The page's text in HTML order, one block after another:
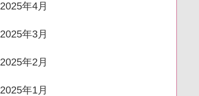
2025年4月
2025年3月
2025年2月
2025年1月